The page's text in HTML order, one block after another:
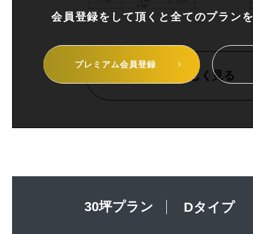
詳しく見る
会員登録をして頂くと全てのプランを
プレミアム会員登録
30坪プラン Dタイプ